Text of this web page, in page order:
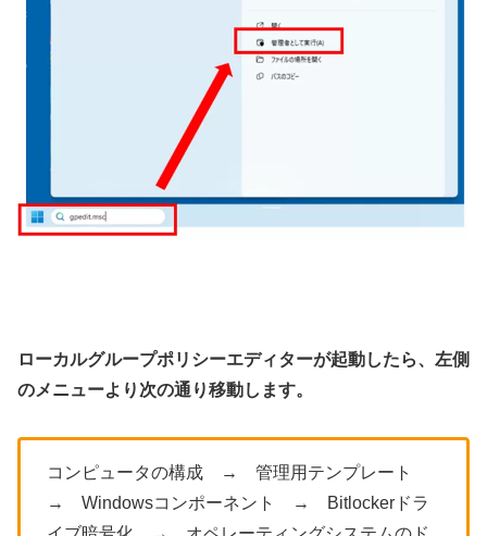
ローカルグループポリシーエディターが起動したら、左側
のメニューより次の通り移動します。
コンピュータの構成 → 管理用テンプレート
→ Windowsコンポーネント → Bitlockerドラ